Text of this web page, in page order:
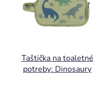
Taštička na toaletné
potreby: Dinosaury